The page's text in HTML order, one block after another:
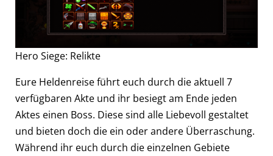
Hero Siege: Relikte
Eure Heldenreise führt euch durch die aktuell 7
verfügbaren Akte und ihr besiegt am Ende jeden
Aktes einen Boss. Diese sind alle Liebevoll gestaltet
und bieten doch die ein oder andere Überraschung.
Während ihr euch durch die einzelnen Gebiete